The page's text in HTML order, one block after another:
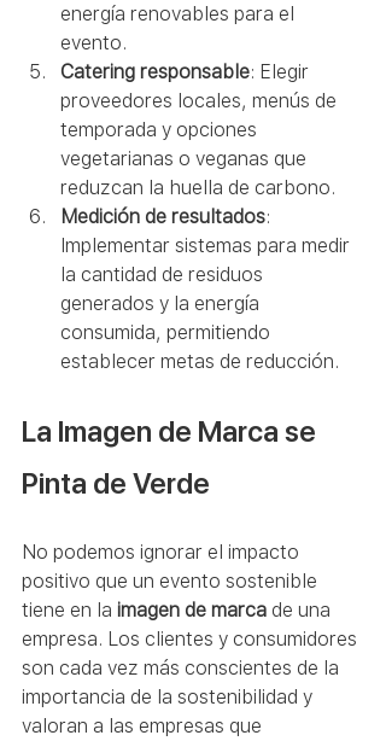
energía renovables para el
evento.
Catering responsable: Elegir
proveedores locales, menús de
temporada y opciones
vegetarianas o veganas que
reduzcan la huella de carbono.
Medición de resultados:
Implementar sistemas para medir
la cantidad de residuos
generados y la energía
consumida, permitiendo
establecer metas de reducción.
La Imagen de Marca se
Pinta de Verde
No podemos ignorar el impacto
positivo que un evento sostenible
tiene en la imagen de marca de una
empresa. Los clientes y consumidores
son cada vez más conscientes de la
importancia de la sostenibilidad y
valoran a las empresas que